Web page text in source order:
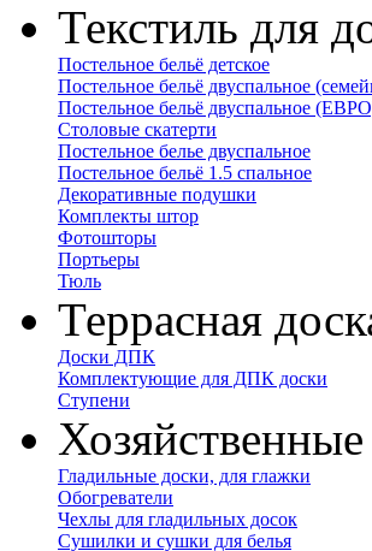
Текстиль для
Постельное бельё детское
Постельное бельё двуспальное
Постельное бельё двуспальное
Столовые скатерти
Постельное белье двуспальное
Постельное бельё 1.5 спальное
Декоративные подушки
Комплекты штор
Фотошторы
Портьеры
Тюль
Террасная
Доски ДПК
Комплектующие для ДПК доски
Ступени
Гладильные доски, для глажки
Обогреватели
Чехлы для гладильных досок
Сушилки и сушки для белья